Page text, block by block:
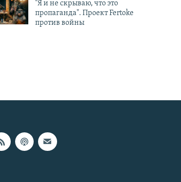
"Я и не скрываю, что это
пропаганда". Проект Fertoke
против войны